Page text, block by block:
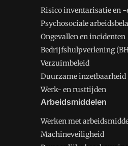
Risico inventarisatie en -
Psychosociale
Ongevallen en incidenten
Bedrijfshulpverlening
Verzuimbeleid
Duurzame inzetbaarheid
Werk- en rusttijden
Arbeidsmiddelen
Werken met
Machineveiligheid